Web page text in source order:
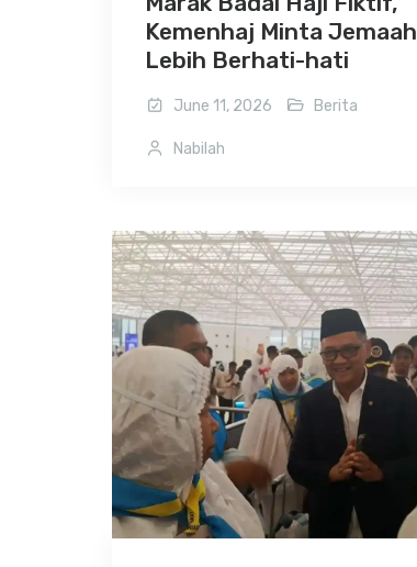
Kemenhaj Minta Jemaah
Lebih Berhati-hati
June 11, 2026 Berita
Nabilah